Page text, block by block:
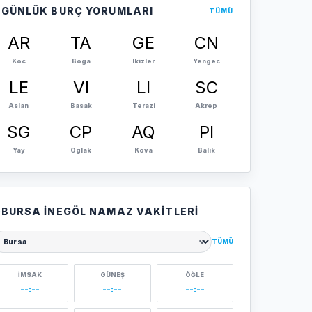
GÜNLÜK BURÇ YORUMLARI TÜMÜ
AR
Koc
TA
Boga
GE
Ikizler
CN
Yengec
LE
Aslan
VI
Basak
LI
Terazi
SC
Akrep
SG
Yay
CP
Oglak
AQ
Kova
PI
Balik
BURSA İNEGÖL NAMAZ VAKITLERI
seçin
TÜMÜ
İMSAK
--:--
GÜNEŞ
--:--
ÖĞLE
--:--